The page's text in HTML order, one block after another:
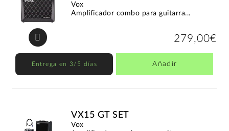
Vox
Amplificador combo para guitarra...
279,00€
Entrega en 3/5 días Añadir
VX15 GT SET
Vox